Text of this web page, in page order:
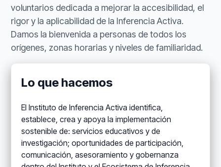
voluntarios dedicada a mejorar la accesibilidad, el
rigor y la aplicabilidad de la Inferencia Activa.
Damos la bienvenida a personas de todos los
orígenes, zonas horarias y niveles de familiaridad.
Lo que hacemos
El Instituto de Inferencia Activa identifica,
establece, crea y apoya la implementación
sostenible de: servicios educativos y de
investigación; oportunidades de participación,
comunicación, asesoramiento y gobernanza